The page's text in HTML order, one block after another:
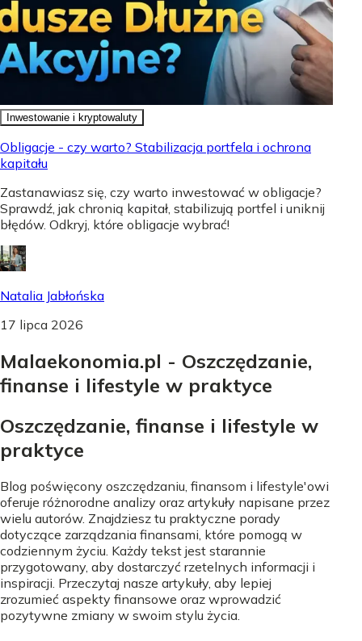
Inwestowanie i kryptowaluty
Obligacje - czy warto? Stabilizacja portfela i ochrona
kapitału
Zastanawiasz się, czy warto inwestować w obligacje?
Sprawdź, jak chronią kapitał, stabilizują portfel i uniknij
błędów. Odkryj, które obligacje wybrać!
Natalia Jabłońska
17 lipca 2026
Malaekonomia.pl - Oszczędzanie,
finanse i lifestyle w praktyce
Oszczędzanie, finanse i lifestyle w
praktyce
Blog poświęcony oszczędzaniu, finansom i lifestyle'owi
oferuje różnorodne analizy oraz artykuły napisane przez
wielu autorów. Znajdziesz tu praktyczne porady
dotyczące zarządzania finansami, które pomogą w
codziennym życiu. Każdy tekst jest starannie
przygotowany, aby dostarczyć rzetelnych informacji i
inspiracji. Przeczytaj nasze artykuły, aby lepiej
zrozumieć aspekty finansowe oraz wprowadzić
pozytywne zmiany w swoim stylu życia.